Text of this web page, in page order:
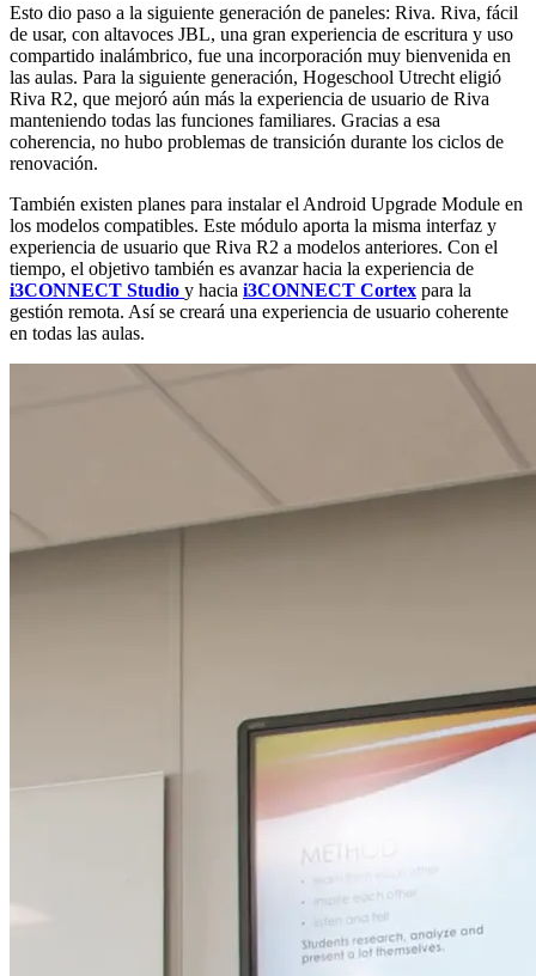
Esto dio paso a la siguiente generación de paneles: Riva. Riva, fácil
de usar, con altavoces JBL, una gran experiencia de escritura y uso
compartido inalámbrico, fue una incorporación muy bienvenida en
las aulas. Para la siguiente generación, Hogeschool Utrecht eligió
Riva R2, que mejoró aún más la experiencia de usuario de Riva
manteniendo todas las funciones familiares. Gracias a esa
coherencia, no hubo problemas de transición durante los ciclos de
renovación.
También existen planes para instalar el Android Upgrade Module en
los modelos compatibles. Este módulo aporta la misma interfaz y
experiencia de usuario que Riva R2 a modelos anteriores. Con el
tiempo, el objetivo también es avanzar hacia la experiencia de
i3CONNECT Studio y hacia i3CONNECT Cortex para la
gestión remota. Así se creará una experiencia de usuario coherente
en todas las aulas.